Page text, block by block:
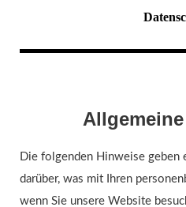
Die folgenden Hinweise geben
darüber, was mit Ihren
wenn Sie unsere Website